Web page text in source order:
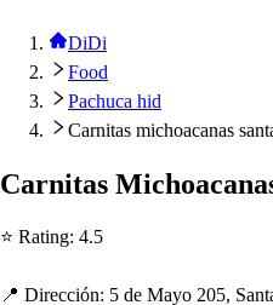
DiDi
Food
Pachuca hid
Carnitas michoacanas
Carnitas Michoacana
⭐ Rating: 4.5
📍 Dirección: 5 de Mayo 205, Sant